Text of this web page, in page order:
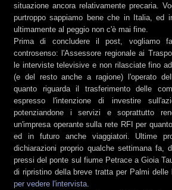
situazione ancora relativamente precaria.
purtroppo sappiamo bene che in Italia, ed
ultimamente al peggio non c'è mai fine.
Prima di concludere il post, vogliamo
controsenso: l'Assessore regionale ai
le interviste televisive e non rilasciate fino
(e del resto anche a ragione) l'operato
quanto riguarda il trasferimento delle
espresso l'intenzione di investire
potenziandone i servizi e soprattutto
un'impresa operante sulla rete RFI per
ed in futuro anche viaggiatori. Ultime
dichiarazioni proprio qualche settimana fa,
pressi del ponte sul fiume Petrace a Gioia
di ripristino della breve tratta per Palmi delle
per vedere l'intervista